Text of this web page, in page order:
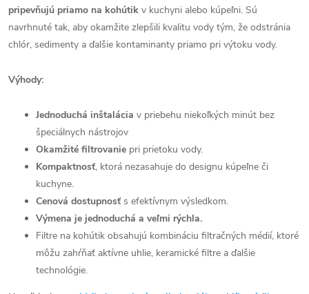
pripevňujú priamo na kohútik v kuchyni alebo kúpeľni. Sú
navrhnuté tak, aby okamžite zlepšili kvalitu vody tým, že odstránia
chlór, sedimenty a ďalšie kontaminanty priamo pri výtoku vody.
Výhody:
Jednoduchá inštalácia v priebehu niekoľkých minút bez
špeciálnych nástrojov
Okamžité filtrovanie pri prietoku vody.
Kompaktnosť, ktorá nezasahuje do designu kúpeľne či
kuchyne.
Cenová dostupnosť s efektívnym výsledkom.
Výmena je jednoduchá a veľmi rýchla.
Filtre na kohútik obsahujú kombináciu filtračných médií, ktoré
môžu zahŕňať aktívne uhlie, keramické filtre a ďalšie
technológie.